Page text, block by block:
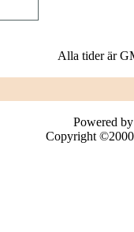
Alla tider är
Powered
Copyright ©2000